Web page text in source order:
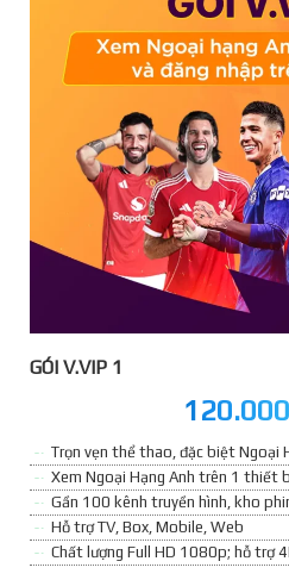
GÓI V.VIP 1
Trọn vẹn thể thao, đặc biệt Ngoại
Xem Ngoại Hạng Anh trên 1 thiết
Gần 100 kênh truyền hình, kho
Hỗ trợ TV, Box, Mobile, Web
Chất lượng Full HD 1080p; hỗ trợ